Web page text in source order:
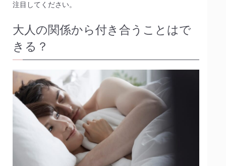
注目してください。
大人の関係から付き合うことはで
きる？